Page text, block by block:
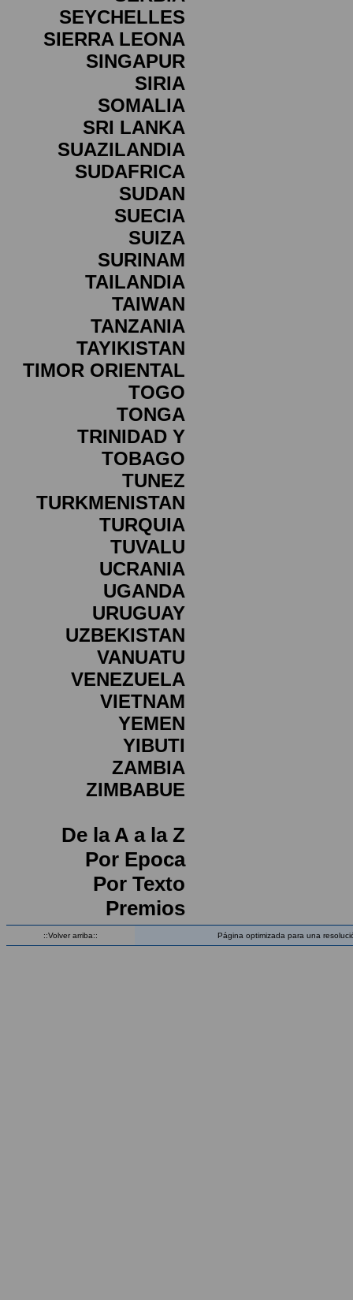
SEYCHELLES
SIERRA LEONA
SINGAPUR
SIRIA
SOMALIA
SRI LANKA
SUAZILANDIA
SUDAFRICA
SUDAN
SUECIA
SUIZA
SURINAM
TAILANDIA
TAIWAN
TANZANIA
TAYIKISTAN
TIMOR ORIENTAL
TOGO
TONGA
TRINIDAD Y
TOBAGO
TUNEZ
TURKMENISTAN
TURQUIA
TUVALU
UCRANIA
UGANDA
URUGUAY
UZBEKISTAN
VANUATU
VENEZUELA
VIETNAM
YEMEN
YIBUTI
ZAMBIA
ZIMBABUE
De la A a la Z
Por Epoca
Por Texto
Premios
::Volver arriba:: Página optimizada para una